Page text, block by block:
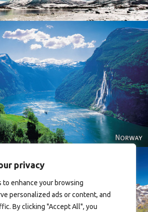
privacy
to enhance your browsing
personalized ads or content, and
By clicking "Accept All", you
Norway